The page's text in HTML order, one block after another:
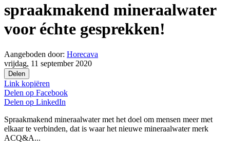
spraakmakend mineraalwater
voor échte gesprekken!
Aangeboden door: Horecava
vrijdag, 11 september 2020
Delen
Link kopiëren
Delen op Facebook
Delen op LinkedIn
Spraakmakend mineraalwater met het doel om mensen meer met
elkaar te verbinden, dat is waar het nieuwe mineraalwater merk
ACQ&A...